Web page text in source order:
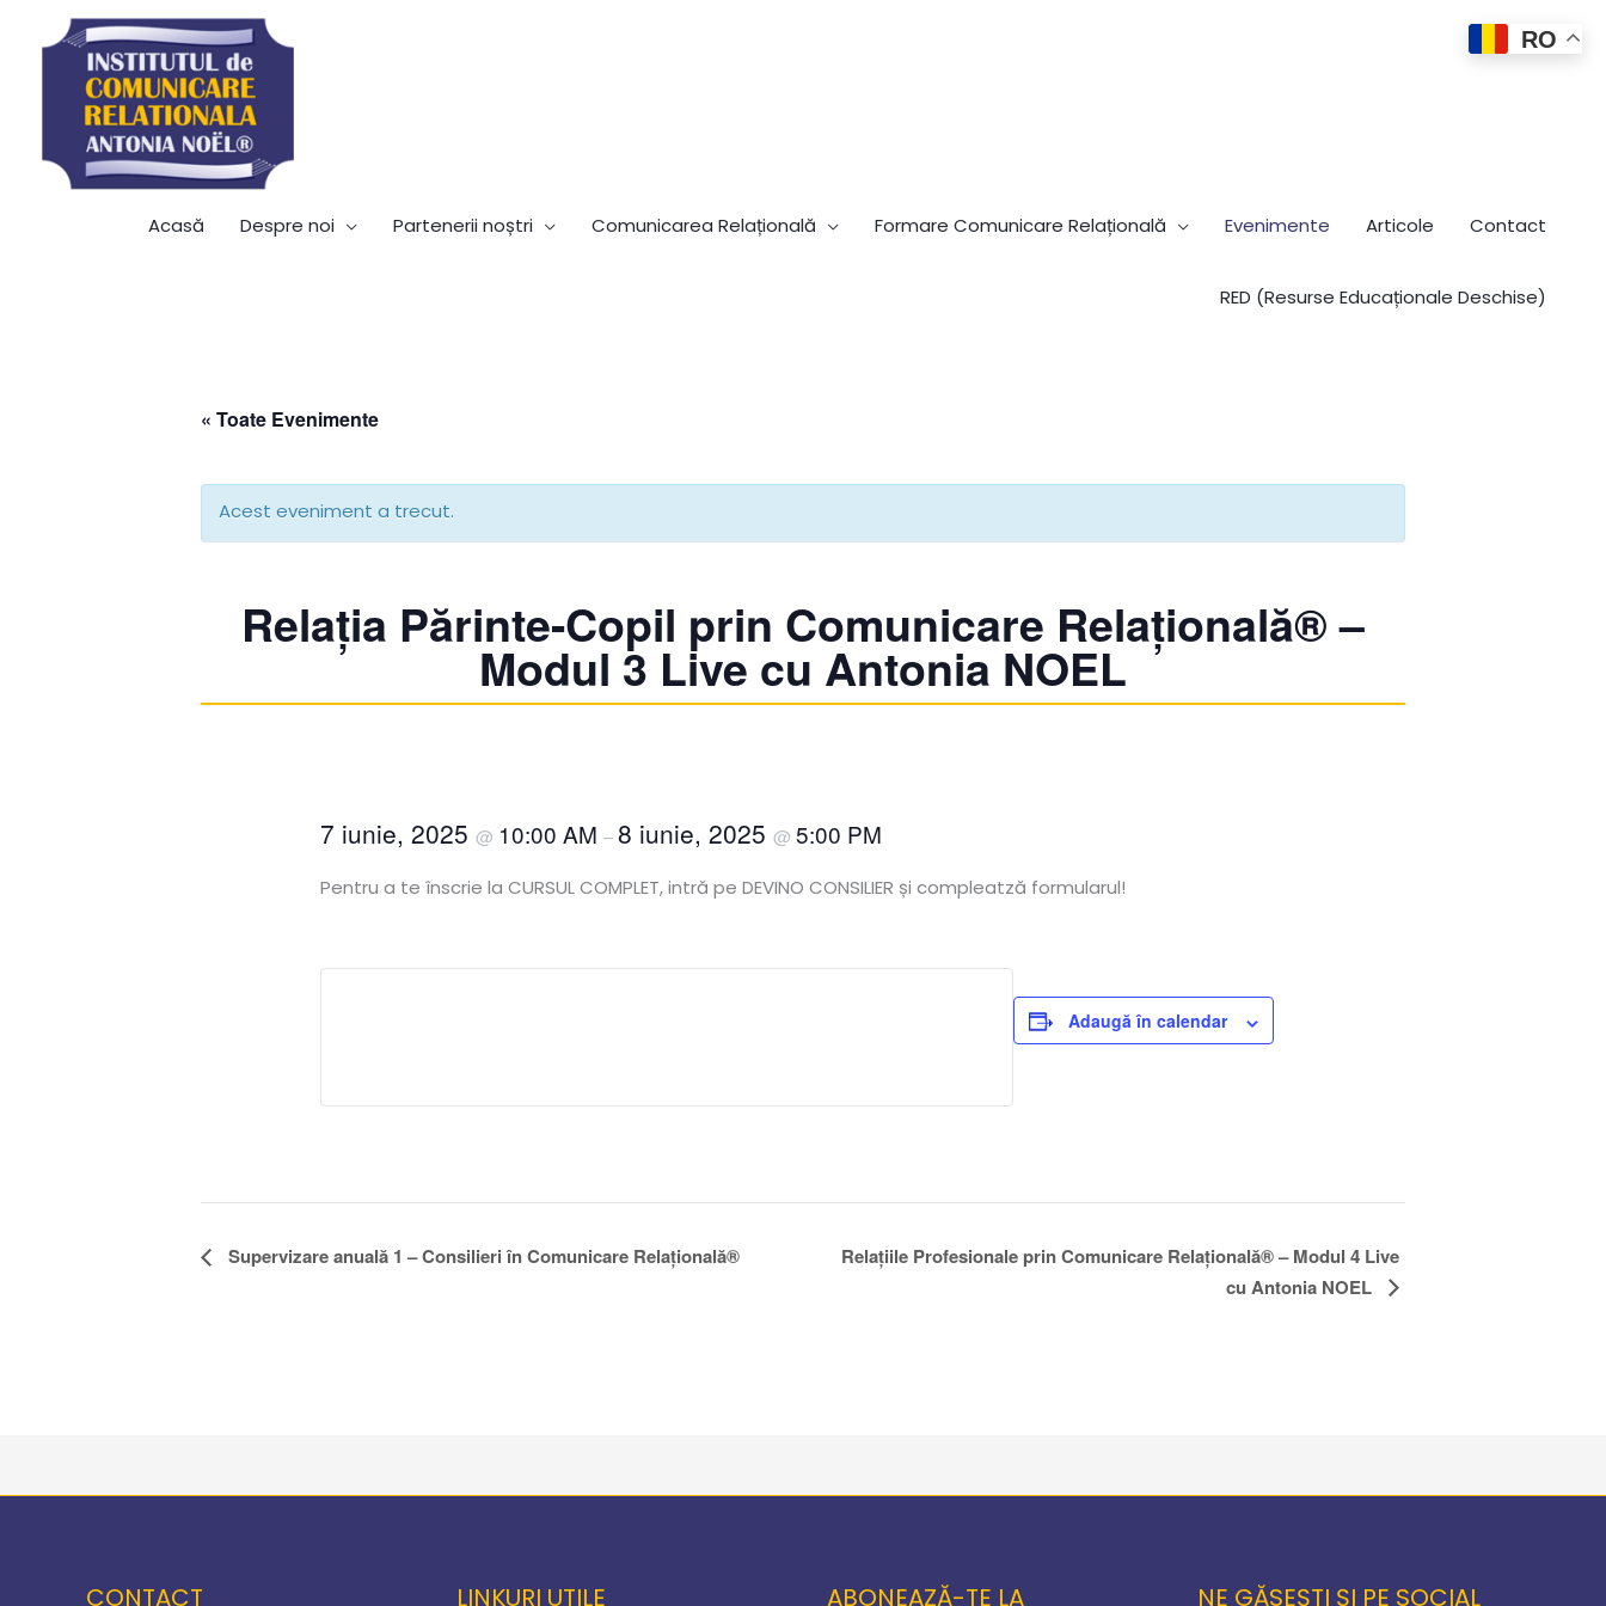
Acasă Despre noi Partenerii noștri Comunicarea Relațională Formare Comunicare Relațională Evenimente Articole Contact
RED (Resurse Educaționale Deschise)
« Toate Evenimente
Acest eveniment a trecut.
Relația Părinte-Copil prin Comunicare Relațională® –
Modul 3 Live cu Antonia NOEL
7 iunie, 2025@ 10:00 AM–8 iunie, 2025@5:00 PM
Pentru a te înscrie la CURSUL COMPLET, intră pe DEVINO CONSILIER și compleatză formularul!
Adaugă în calendar
Navigare
Supervizare anuală 1 – Consilieri în Comunicare Relațională®
Relațiile Profesionale prin Comunicare Relațională® – Modul 4 Live
cu Antonia NOEL
CONTACT LINKURI UTILE ABONEAZĂ-TE LA NE GĂSEȘTI ȘI PE SOCIAL
RO